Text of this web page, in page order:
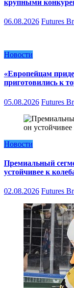
крупными
06.08.2026 Futures
Новости
«Европейцам
приготовились к
05.08.2026 Futures
Новости
Премиальный
устойчивее к
02.08.2026 Futures